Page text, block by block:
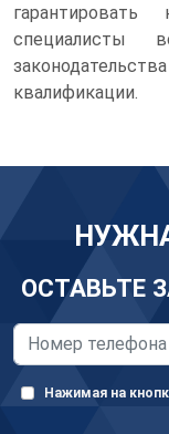
специалисты
квалификации.
ОСТАВЬТЕ
Нажимая на